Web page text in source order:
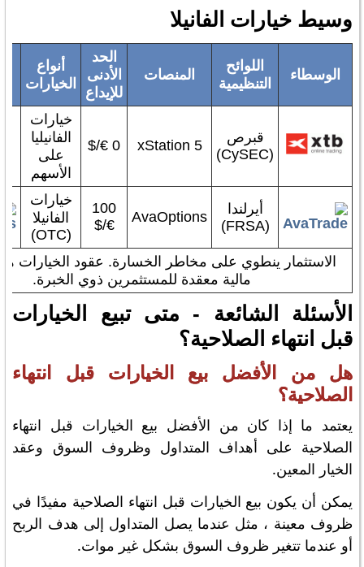
وسيط خيارات الفانيلا
الوسطاء
اللوائح
التنظيمية
المنصات
الحد
الأدنى
للإيداع
أنواع
الخيارات
قبرص
(CySEC)
xStation 5
0 €/$
خيارات
الفانيليا
على
الأسهم
أيرلندا
(FRSA)
AvaOptions
100
€/$
خيارات
الفانيلا
(OTC)
الاستثمار ينطوي على مخاطر الخسارة. عقود الخيارات
مالية معقدة للمستثمرين ذوي الخبرة.
الأسئلة الشائعة - متى تبيع الخيارات
قبل انتهاء الصلاحية؟
هل من الأفضل بيع الخيارات قبل انتهاء
الصلاحية؟
يعتمد ما إذا كان من الأفضل بيع الخيارات قبل انتهاء
الصلاحية على أهداف المتداول وظروف السوق وعقد
الخيار المعين.
يمكن أن يكون بيع الخيارات قبل انتهاء الصلاحية مفيدًا في
ظروف معينة ، مثل عندما يصل المتداول إلى هدف الربح
أو عندما تتغير ظروف السوق بشكل غير موات.